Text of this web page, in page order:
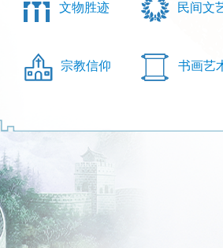
文物胜迹 民间文
宗教信仰 书画艺